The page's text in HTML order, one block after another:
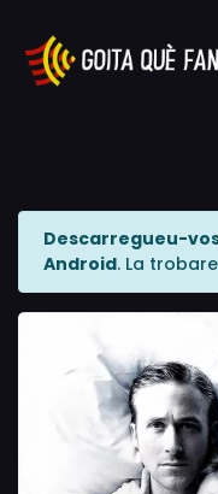
Descarregueu-
Android. La